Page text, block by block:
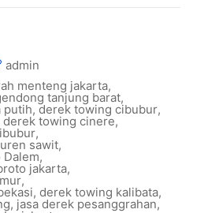
admin
menteng jakarta,
tanjung barat,
putih, derek towing cibubur,
derek towing cinere,
,
sawit,
Dalem,
jakarta,
,
, derek towing kalibata,
, jasa derek pesanggrahan,